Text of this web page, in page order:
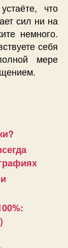
что
сил ни на
немного.
себя
мере